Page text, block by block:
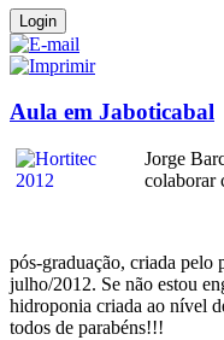
Aula em Jaboticabal
Jorge
colaborar
pós-graduação, criada pelo
julho/2012. Se não estou
hidroponia criada ao nível
todos de parabéns!!!